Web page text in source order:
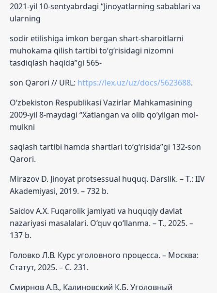
2021-yil 10-sentyabrdagi “Jinoyatlarning sabablari va
ularning
sodir etilishiga imkon bergan shart-sharoitlarni
muhokama qilish tartibi to‘g‘risidagi nizomni
tasdiqlash haqida”gi 565-
son Qarori // URL: https://lex.uz/uz/docs/5623688.
O‘zbekiston Respublikasi Vazirlar Mahkamasining
2009-yil 8-maydagi “Xatlangan va olib qo’yilgan mol-
mulkni
saqlash tartibi hamda shartlari to‘g‘risida”gi 132-son
Qarori.
Mirazov D. Jinoyat protsessual huquq. Darslik. – T.: IIV
Akademiyasi, 2019. – 732 b.
Saidov A.X. Fuqarolik jamiyati va huquqiy davlat
nazariyasi masalalari. O‘quv qo‘llanma. – T., 2025. –
137 b.
Головко Л.В. Курс уголовного процесса. – Москва:
Статут, 2025. – С. 231.
Смирнов А.В., Калиновский К.Б. Уголовный